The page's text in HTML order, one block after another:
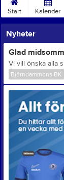
Start Kalender
Nyheter
Glad
Björndammens BK